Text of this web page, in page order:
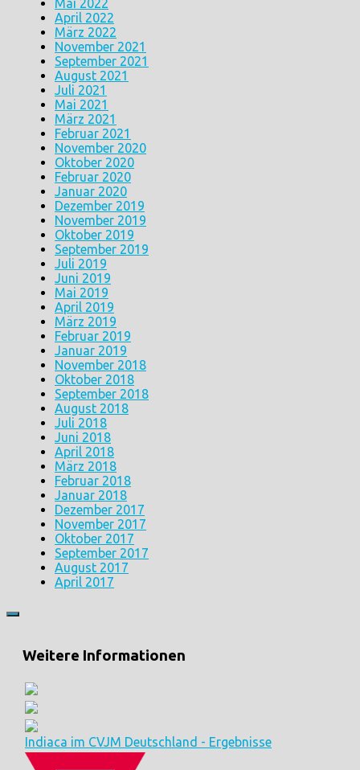
Mai 2022
April 2022
März 2022
November 2021
September 2021
August 2021
Juli 2021
Mai 2021
März 2021
Februar 2021
November 2020
Oktober 2020
Februar 2020
Januar 2020
Dezember 2019
November 2019
Oktober 2019
September 2019
Juli 2019
Juni 2019
Mai 2019
April 2019
März 2019
Februar 2019
Januar 2019
November 2018
Oktober 2018
September 2018
August 2018
Juli 2018
Juni 2018
April 2018
März 2018
Februar 2018
Januar 2018
Dezember 2017
November 2017
Oktober 2017
September 2017
August 2017
April 2017
Weitere Informationen
Indiaca im CVJM Deutschland - Ergebnisse